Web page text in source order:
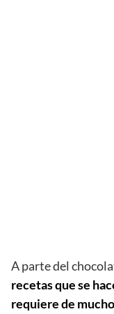
A parte del
recetas que se
requiere de